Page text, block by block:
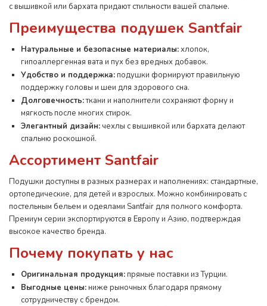
с вышивкой или бархата придают стильности вашей спальне.
Преимущества подушек Santfair
Натуральные и безопасные материалы:хлопок,
гипоаллергенная вата и пух без вредных добавок.
Удобство и поддержка:подушки формируют правильную
поддержку головы и шеи для здорового сна.
Долговечность:ткани и наполнители сохраняют форму и
мягкость после многих стирок.
Элегантный дизайн:чехлы с вышивкой или бархата делают
спальню роскошной.
Ассортимент Santfair
Подушки доступны в разных размерах и наполнениях: стандартные,
ортопедические, для детей и взрослых. Можно комбинировать с
постельным бельем и одеялами Santfair для полного комфорта.
Премиум серии экспортируются в Европу и Азию, подтверждая
высокое качество бренда.
Почему покупать у нас
Оригинальная продукция:прямые поставки из Турции.
Выгодные цены:ниже рыночных благодаря прямому
сотрудничеству с брендом.